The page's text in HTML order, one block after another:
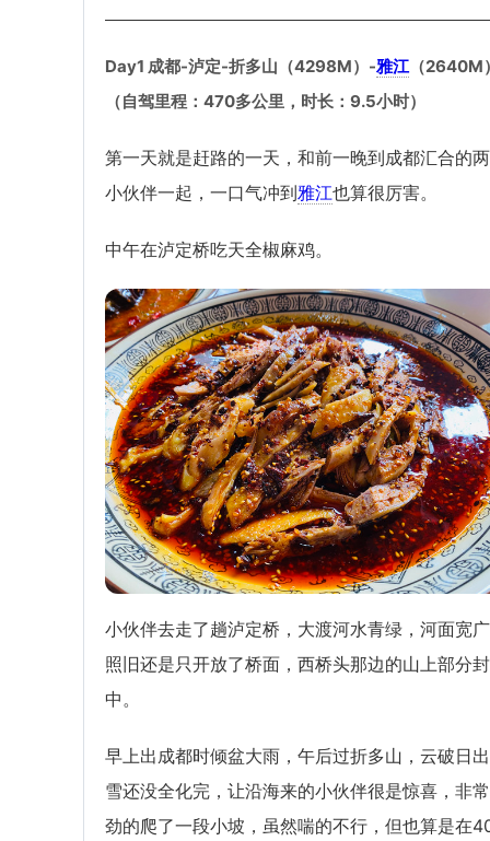
Day1 成都-泸定-折多山（4298M）-雅江 （2640M
（自驾里程：470多公里，时长：9.5小时）
第一天就是赶路的一天，和前一晚到成都汇合的
小伙伴一起，一口气冲到雅江也算很厉害。
中午在泸定桥吃天全椒麻鸡。
小伙伴去走了趟泸定桥，大渡河水青绿，河面宽
照旧还是只开放了桥面，西桥头那边的山上部分
中。
早上出成都时倾盆大雨，午后过折多山，云破日
雪还没全化完，让沿海来的小伙伴很是惊喜，非
劲的爬了一段小坡，虽然喘的不行，但也算是在